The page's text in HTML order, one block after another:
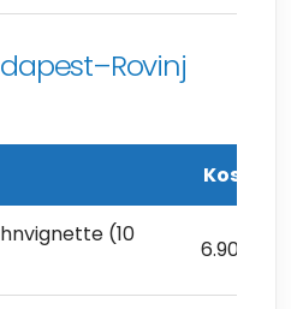
Kosten
(10
6.900 Ft